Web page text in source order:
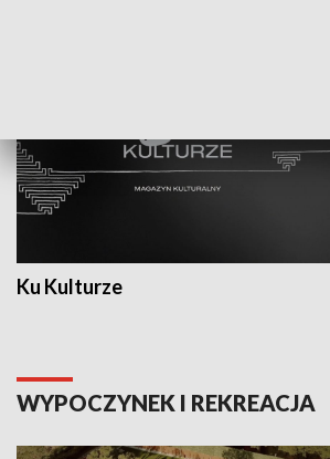
Ku Kulturze
WYPOCZYNEK I REKREACJA